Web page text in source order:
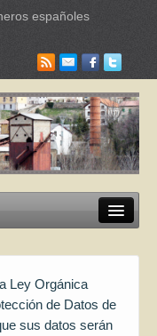
españoles
Ley Orgánica
de Datos de
sus datos serán